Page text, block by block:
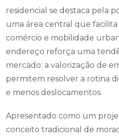
residencial se destaca pela
uma área central que facilita
comércio e mobilidade
endereço reforça uma
mercado: a valorização de
permitem resolver a rotina
e menos deslocamentos.
Apresentado como um
conceito tradicional de